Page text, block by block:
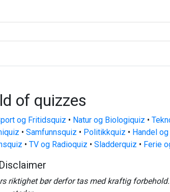
of quizzes
og Fritidsquiz • Natur og Biologiquiz •
• Samfunnsquiz • Politikkquiz • Handel
• TV og Radioquiz • Sladderquiz • Ferie
Disclaimer
riktighet bør derfor tas med kraftig